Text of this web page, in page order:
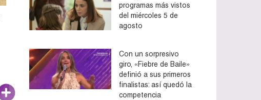
programas más vistos
del miércoles 5 de
agosto
Con un sorpresivo
giro, «Fiebre de Baile»
definió a sus primeros
finalistas: así quedó la
competencia